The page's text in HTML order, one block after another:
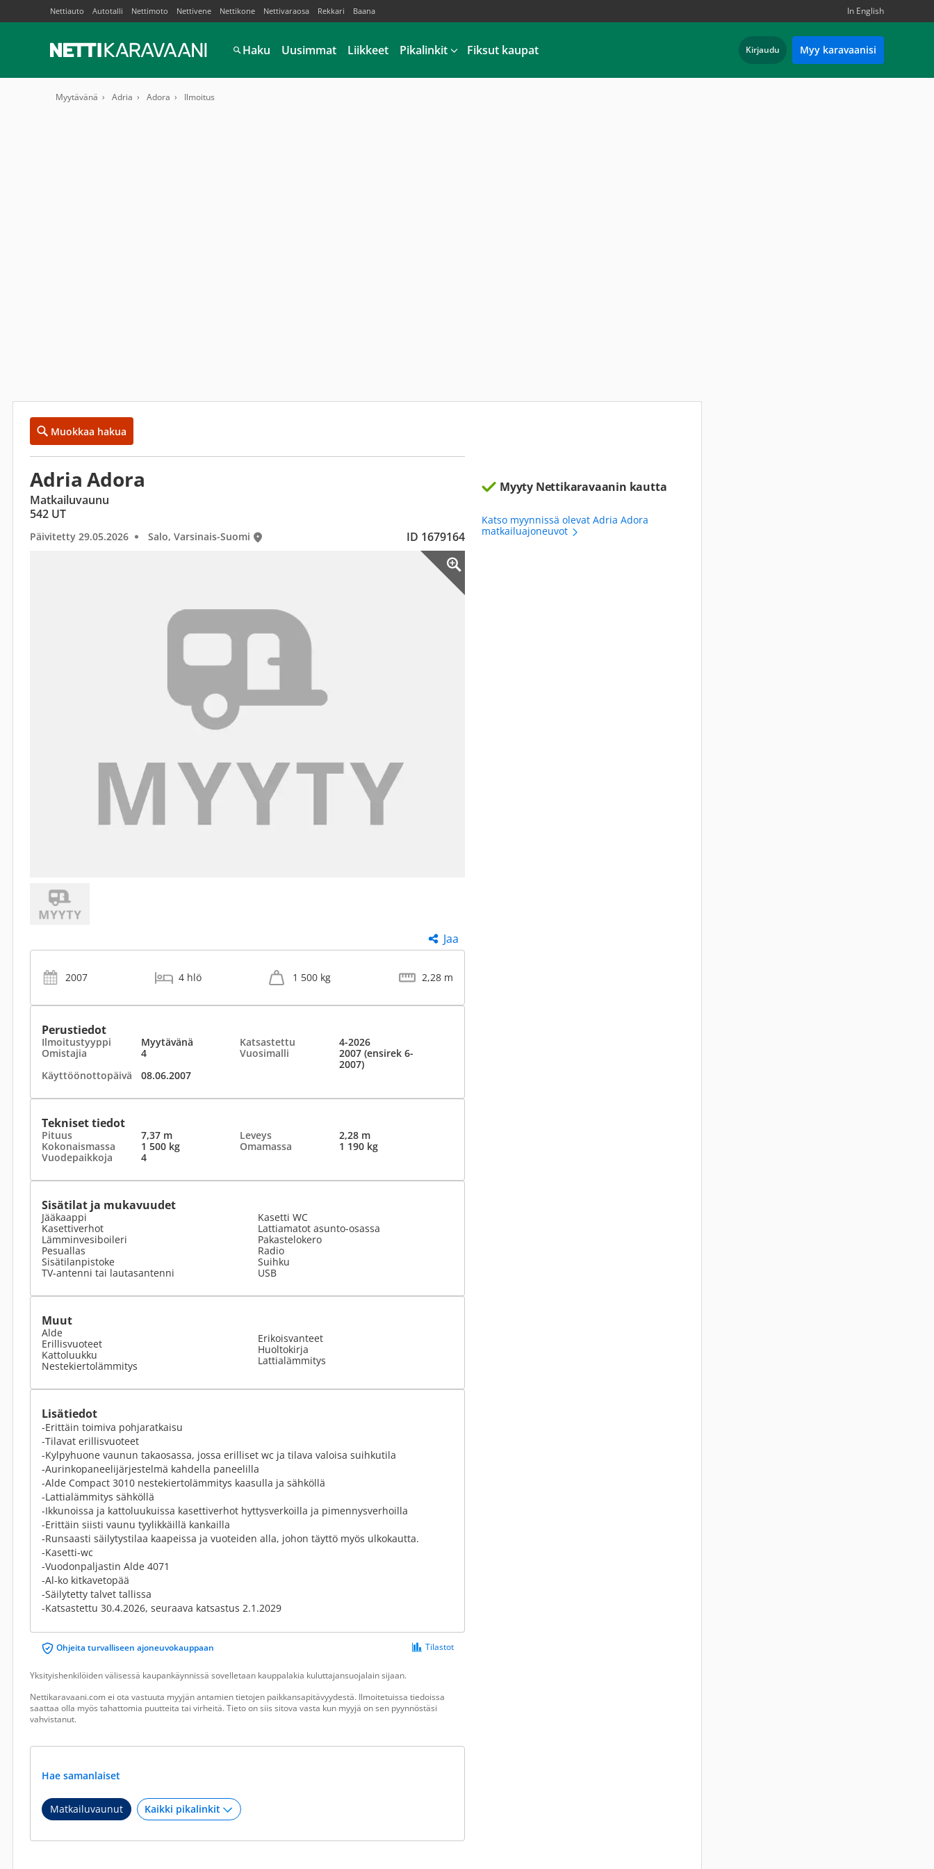
Nettiauto Autotalli Nettimoto Nettivene Nettikone Nettivaraosa Rekkari Baana In English
Haku Uusimmat Liikkeet Pikalinkit Fiksut kaupat Kirjaudu Myy karavaanisi
Myytävänä Adria Adora Ilmoitus
Muokkaa hakua
Adria Adora
Matkailuvaunu
542 UT
Päivitetty 29.05.2026 Salo, Varsinais-Suomi ID 1679164
Jaa
2007 4 hlö 1 500 kg 2,28 m
Perustiedot
Ilmoitustyyppi Myytävänä Katsastettu
4-2026
Omistajia
4 Vuosimalli
2007 (ensirek 6-
2007)
Käyttöönottopäivä
08.06.2007
Tekniset tiedot
Pituus 7,37 m Leveys
2,28 m
Kokonaismassa
1 500 kg Omamassa
1 190 kg
Vuodepaikkoja
4
Sisätilat ja mukavuudet
Jääkaappi
Kasettiverhot
Lämminvesiboileri
Pesuallas
Sisätilanpistoke
TV-antenni tai lautasantenni
Kasetti WC
Lattiamatot asunto-osassa
Pakastelokero
Radio
Suihku
USB
Muut
Alde
Erillisvuoteet
Kattoluukku
Nestekiertolämmitys
Erikoisvanteet
Huoltokirja
Lattialämmitys
Lisätiedot
-Erittäin toimiva pohjaratkaisu
-Tilavat erillisvuoteet
-Kylpyhuone vaunun takaosassa, jossa erilliset wc ja tilava valoisa suihkutila
-Aurinkopaneelijärjestelmä kahdella paneelilla
-Alde Compact 3010 nestekiertolämmitys kaasulla ja sähköllä
-Lattialämmitys sähköllä
-Ikkunoissa ja kattoluukuissa kasettiverhot hyttysverkoilla ja pimennysverhoilla
-Erittäin siisti vaunu tyylikkäillä kankailla
-Runsaasti säilytystilaa kaapeissa ja vuoteiden alla, johon täyttö myös ulkokautta.
-Kasetti-wc
-Vuodonpaljastin Alde 4071
-Al-ko kitkavetopää
-Säilytetty talvet tallissa
-Katsastettu 30.4.2026, seuraava katsastus 2.1.2029
Ohjeita turvalliseen ajoneuvokauppaan Tilastot
Yksityishenkilöiden välisessä kaupankäynnissä sovelletaan kauppalakia kuluttajansuojalain sijaan.
Nettikaravaani.com ei ota vastuuta myyjän antamien tietojen paikkansapitävyydestä. Ilmoitetuissa tiedoissa
saattaa olla myös tahattomia puutteita tai virheitä. Tieto on siis sitova vasta kun myyjä on sen pyynnöstäsi
vahvistanut.
Hae samanlaiset
Matkailuvaunut
Myyty Nettikaravaanin kautta
Katso myynnissä olevat Adria Adora
matkailuajoneuvot